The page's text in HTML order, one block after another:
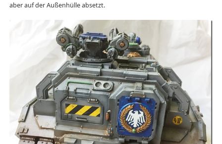
aber auf der Außenhülle absetzt.